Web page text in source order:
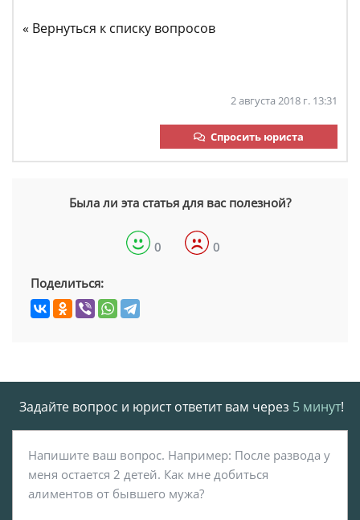
« Вернуться к списку вопросов
2 августа 2018 г. 13:31
Спросить юриста
Была ли эта статья для вас полезной?
0 0
Поделиться:
Задайте вопрос и юрист ответит вам через 5 минут!